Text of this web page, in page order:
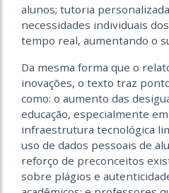
alunos; tutoria
necessidades individuais
tempo real, aumentando o
Da mesma forma que o
inovações, o texto traz
como: o aumento das
educação, especialmente
infraestrutura tecnológica
uso de dados pessoais de
reforço de preconceitos
sobre plágios e